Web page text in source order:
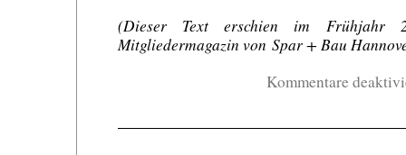
(Dieser Text erschien im Frühjahr
Mitgliedermagazin von Spar + Bau
Kommentare